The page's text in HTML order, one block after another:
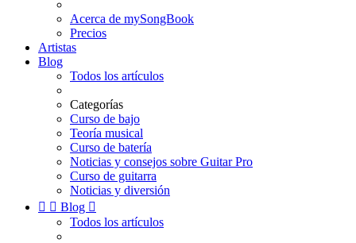
Acerca de mySongBook
Precios
Artistas
Blog
Todos los artículos
Categorías
Curso de bajo
Teoría musical
Curso de batería
Noticias y consejos sobre Guitar Pro
Curso de guitarra
Noticias y diversión
  Blog 
Todos los artículos